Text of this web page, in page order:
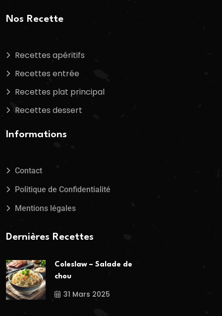
Nos Recette
Recettes apéritifs
Recettes entrée
Recettes plat principal
Recettes dessert
Informations
Contact
Politique de Confidentialité
Mentions légales
Dernières Recettes
Coleslaw – Salade de
chou
31 Mars 2025